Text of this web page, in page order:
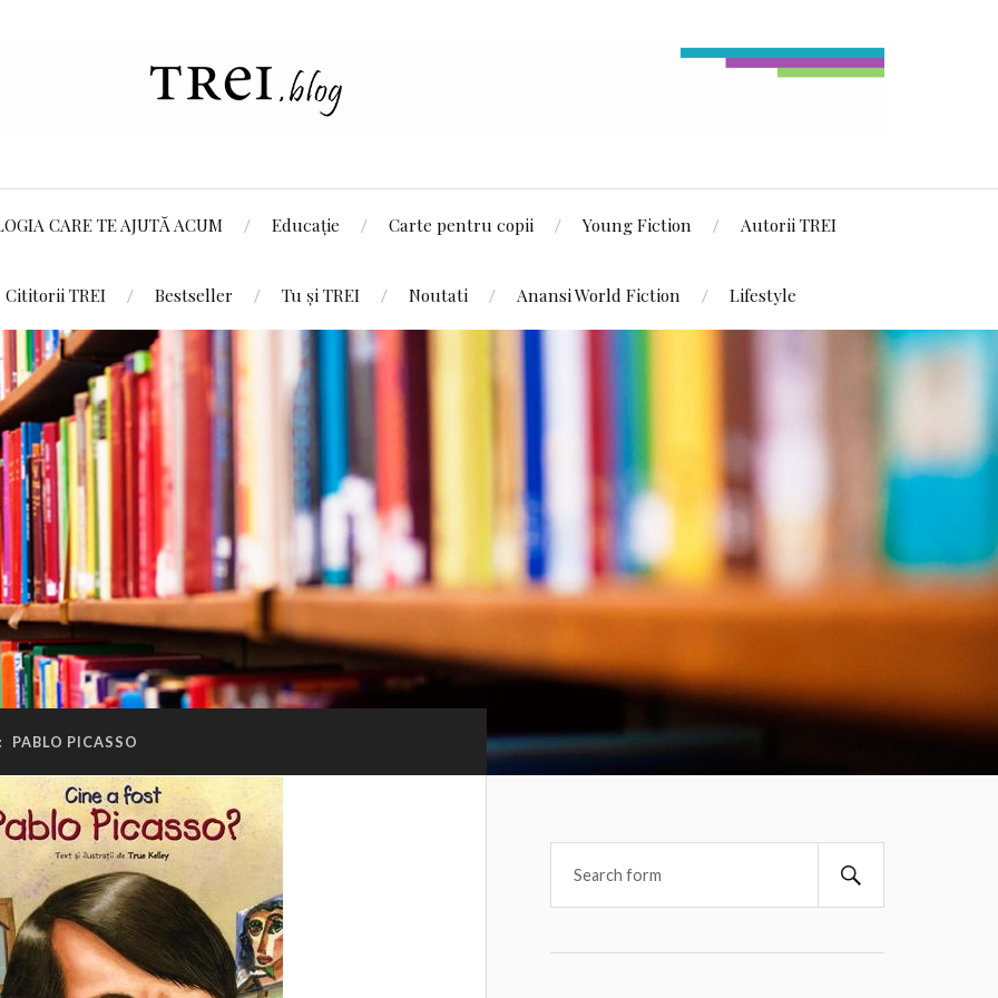
CARE TE AJUTĂ ACUM Educație Carte pentru copii Young Fiction Autorii TREI
Cititorii TREI Bestseller Tu și TREI Noutati Anansi World Fiction Lifestyle
PABLO PICASSO